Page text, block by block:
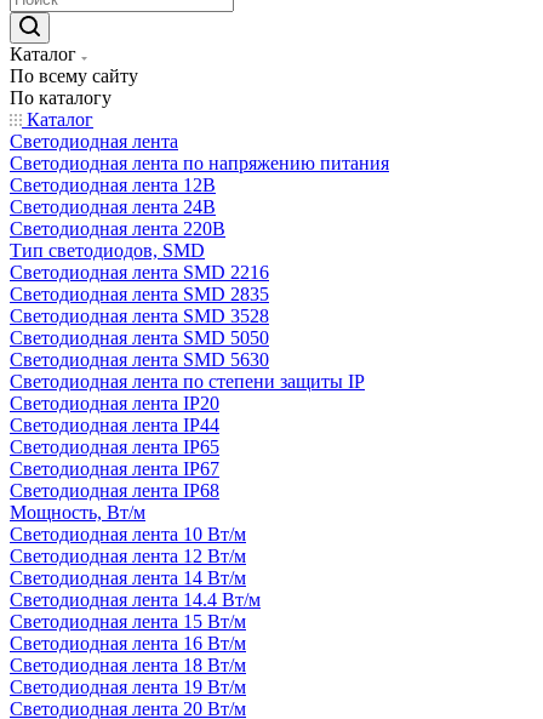
Каталог
По всему сайту
По каталогу
Каталог
Светодиодная лента
Светодиодная лента по напряжению питания
Светодиодная лента 12В
Светодиодная лента 24В
Светодиодная лента 220В
Тип светодиодов, SMD
Cветодиодная лента SMD 2216
Светодиодная лента SMD 2835
Светодиодная лента SMD 3528
Светодиодная лента SMD 5050
Светодиодная лента SMD 5630
Светодиодная лента по степени защиты IP
Светодиодная лента IP20
Светодиодная лента IP44
Светодиодная лента IP65
Светодиодная лента IP67
Светодиодная лента IP68
Мощность, Вт/м
Светодиодная лента 10 Вт/м
Светодиодная лента 12 Вт/м
Светодиодная лента 14 Вт/м
Светодиодная лента 14.4 Вт/м
Светодиодная лента 15 Вт/м
Светодиодная лента 16 Вт/м
Светодиодная лента 18 Вт/м
Светодиодная лента 19 Вт/м
Светодиодная лента 20 Вт/м